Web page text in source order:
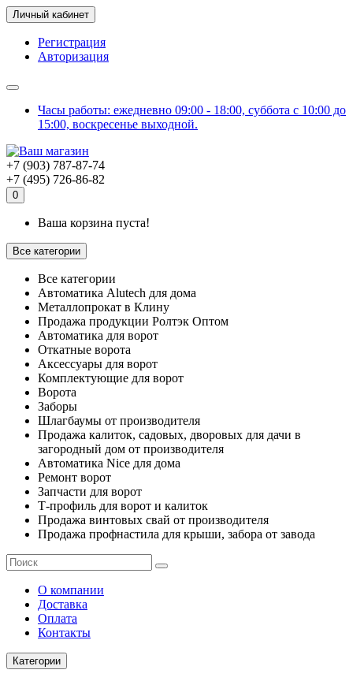
Личный кабинет
Регистрация
Авторизация
Часы работы: ежедневно 09:00 - 18:00, суббота с 10:00 до
15:00, воскресенье выходной.
+7 (903) 787-87-74
+7 (495) 726-86-82
0
Ваша корзина пуста!
Все категории
Все категории
Автоматика Alutech для дома
Металлопрокат в Клину
Продажа продукции Ролтэк Оптом
Автоматика для ворот
Откатные ворота
Аксессуары для ворот
Комплектующие для ворот
Ворота
Заборы
Шлагбаумы от производителя
Продажа калиток, садовых, дворовых для дачи в
загородный дом от производителя
Автоматика Nice для дома
Ремонт ворот
Запчасти для ворот
Т-профиль для ворот и калиток
Продажа винтовых свай от производителя
Продажа профнастила для крыши, забора от завода
О компании
Доставка
Оплата
Контакты
Категории